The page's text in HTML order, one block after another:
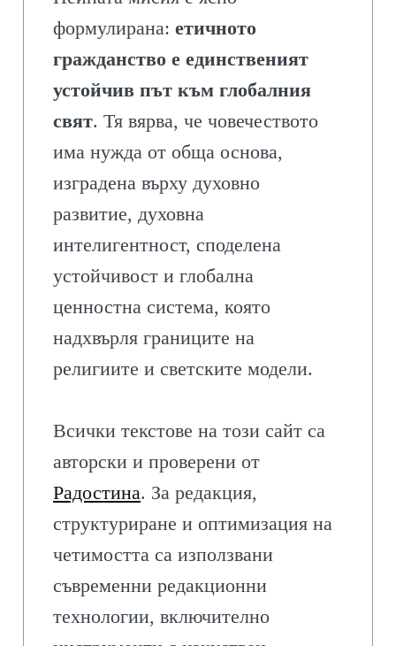
формулирана:етичното
гражданство е единственият
устойчив път към глобалния
свят. Тя вярва, че човечеството
има нужда от обща основа,
изградена върху духовно
развитие, духовна
интелигентност, споделена
устойчивост и глобална
ценностна система, която
надхвърля границите на
религиите и светските модели.
Всички текстове на този сайт са
авторски и проверени от
Радостина. За редакция,
структуриране и оптимизация на
четимостта са използвани
съвременни редакционни
технологии, включително